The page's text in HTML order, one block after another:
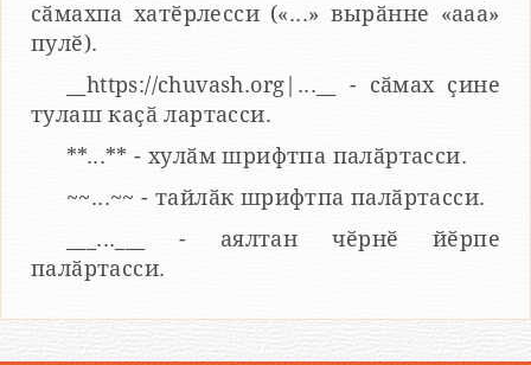
сӑмахпа хатӗрлесси («...» вырӑнне «ааа»
пулӗ).
__https://chuvash.org|...__ - сӑмах ҫине
тулаш каҫӑ лартасси.
**...** - хулӑм шрифтпа палӑртасси.
~~...~~ - тайлӑк шрифтпа палӑртасси.
___...___ - аялтан чӗрнӗ йӗрпе
палӑртасси.